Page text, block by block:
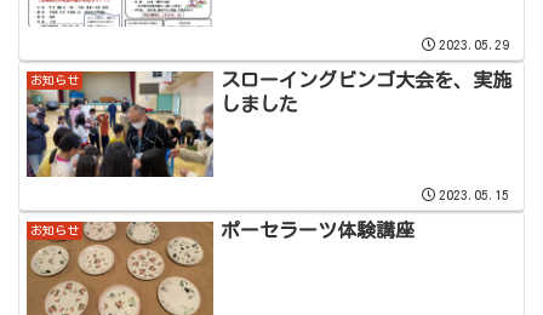
2023.05.29
お知らせ
スローイングビンゴ大会を、実施
しました
2023.05.15
お知らせ ポーセラーツ体験講座